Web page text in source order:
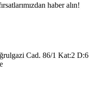
haber alın!
Cad. 86/1 Kat:2 D:6